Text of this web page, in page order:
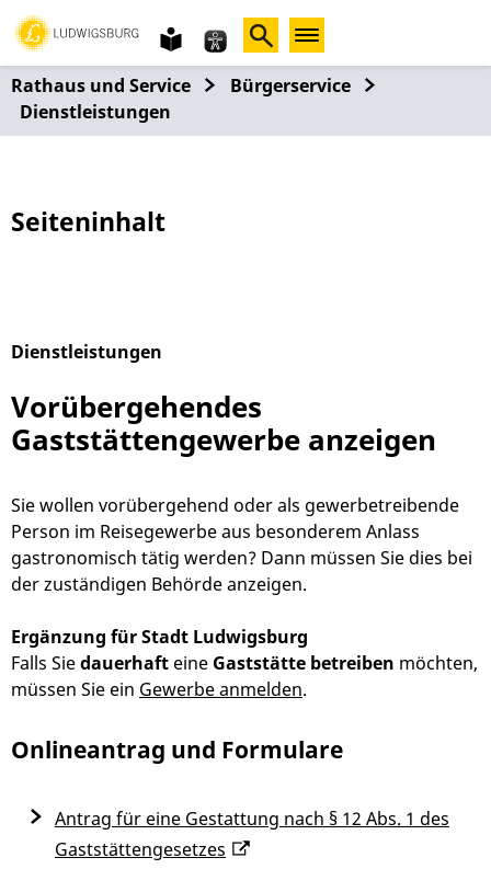
Gebärdensprache
leichte
Sprache
Rathaus und Service
Bürgerservice
Dienstleistungen
Seiteninhalt
Dienstleistungen
Vorübergehendes
Gaststättengewerbe anzeigen
Sie wollen vorübergehend oder als gewerbetreibende
Person im Reisegewerbe aus besonderem Anlass
gastronomisch tätig werden? Dann müssen Sie dies bei
der zuständigen Behörde anzeigen.
Ergänzung für Stadt Ludwigsburg
Falls Siedauerhaft eine Gaststätte betreiben möchten,
müssen Sie ein Gewerbe anmelden.
Onlineantrag und Formulare
Antrag für eine Gestattung nach § 12 Abs. 1 des
Gaststättengesetzes